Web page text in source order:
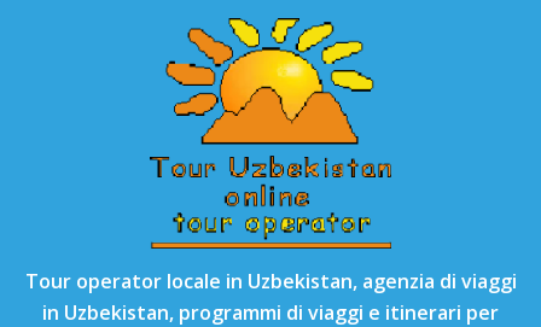
Tour operator locale in Uzbekistan, agenzia di viaggi
in Uzbekistan, programmi di viaggi e itinerari per